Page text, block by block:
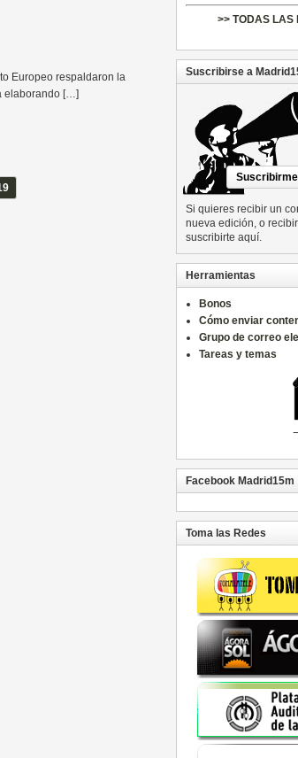
Europeo respaldaron la
elaborando […]
>> TODAS LAS
Suscribirse a
Si quieres recibir un
nueva edición, o
suscribirte aquí.
Herramientas
Bonos
Cómo enviar
Grupo de correo
Tareas y temas
Facebook Madrid15m
Toma las Redes